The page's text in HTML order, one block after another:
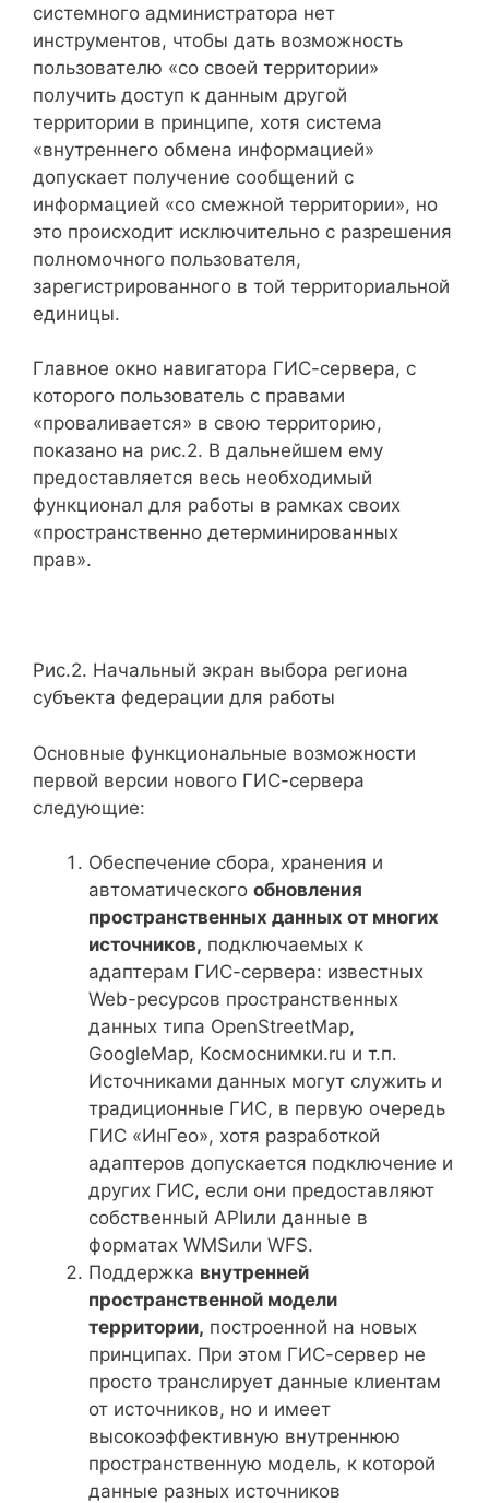
системного администратора нет
инструментов, чтобы дать возможность
пользователю «со своей территории»
получить доступ к данным другой
территории в принципе, хотя система
«внутреннего обмена информацией»
допускает получение сообщений с
информацией «со смежной территории», но
это происходит исключительно с разрешения
полномочного пользователя,
зарегистрированного в той территориальной
единицы.
Главное окно навигатора ГИС-сервера, с
которого пользователь с правами
«проваливается» в свою территорию,
показано на рис.2. В дальнейшем ему
предоставляется весь необходимый
функционал для работы в рамках своих
«пространственно детерминированных
прав».
Рис.2. Начальный экран выбора региона
субъекта федерации для работы
Основные функциональные возможности
первой версии нового ГИС-сервера
следующие:
Обеспечение сбора, хранения и
автоматического обновления
пространственных данных от многих
источников, подключаемых к
адаптерам ГИС-сервера: известных
Web-ресурсов пространственных
данных типа OpenStreetMap,
GoogleMap, Космоснимки.ru и т.п.
Источниками данных могут служить и
традиционные ГИС, в первую очередь
ГИС «ИнГео», хотя разработкой
адаптеров допускается подключение и
других ГИС, если они предоставляют
собственный APIили данные в
форматах WMSили WFS.
Поддержка внутренней
пространственной модели
территории, построенной на новых
принципах. При этом ГИС-сервер не
просто транслирует данные клиентам
от источников, но и имеет
высокоэффективную внутреннюю
пространственную модель, к которой
данные разных источников